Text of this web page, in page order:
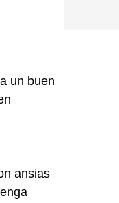
un buen
ansias